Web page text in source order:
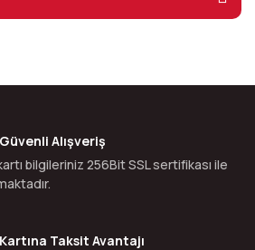
Alışveriş
bilgileriniz 256Bit SSL sertifikası ile
Taksit Avantajı